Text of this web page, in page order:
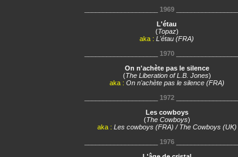
1969
L'étau
(Topaz)
aka : L'étau (FRA)
1970
On n'achète pas le silence
(The Liberation of L.B. Jones)
aka : On n'achète pas le silence (FRA)
1972
Les cowboys
(The Cowboys)
aka : Les cowboys (FRA) / The Cowboys (UK)
1976